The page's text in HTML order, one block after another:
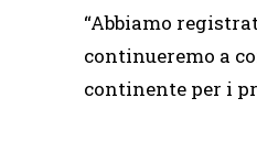
“Abbiamo
continueremo a
continente per i